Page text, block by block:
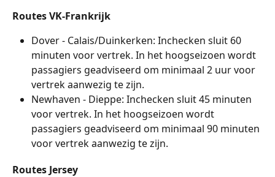
Routes VK-Frankrijk
Dover - Calais/Duinkerken: Inchecken sluit 60
minuten voor vertrek. In het hoogseizoen wordt
passagiers geadviseerd om minimaal 2 uur voor
vertrek aanwezig te zijn.
Newhaven - Dieppe: Inchecken sluit 45 minuten
voor vertrek. In het hoogseizoen wordt
passagiers geadviseerd om minimaal 90 minuten
voor vertrek aanwezig te zijn.
Routes Jersey